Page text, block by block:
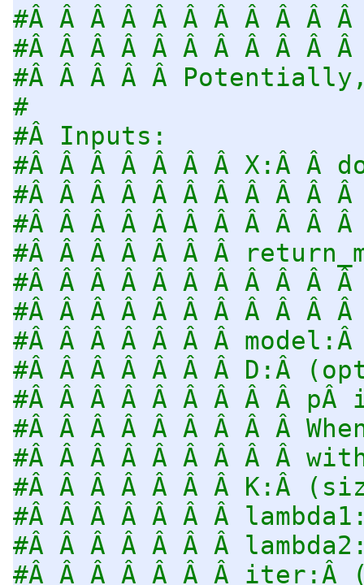
#Â Â Â Â Â Â Â Â Â Â
#Â Â Â Â Â Â Â Â Â Â
#Â Â Â Â Â
#
#Â Inputs:
#Â Â Â Â Â Â Â X:Â Â
#Â Â Â Â Â Â Â Â Â Â
#Â Â Â Â Â Â Â Â Â Â
#Â Â Â Â Â Â Â
#Â Â Â Â Â Â Â Â Â Â
#Â Â Â Â Â Â Â Â Â Â
#Â Â Â Â Â Â Â
#Â Â Â Â Â Â Â D:Â
#Â Â Â Â Â Â Â Â Â pÂ
#Â Â Â Â Â Â Â Â Â
#Â Â Â Â Â Â Â Â Â
#Â Â Â Â Â Â Â K:Â
#Â Â Â Â Â Â Â
#Â Â Â Â Â Â Â
#Â Â Â Â Â Â Â iter:Â